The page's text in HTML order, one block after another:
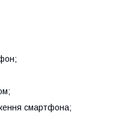
смартфона;